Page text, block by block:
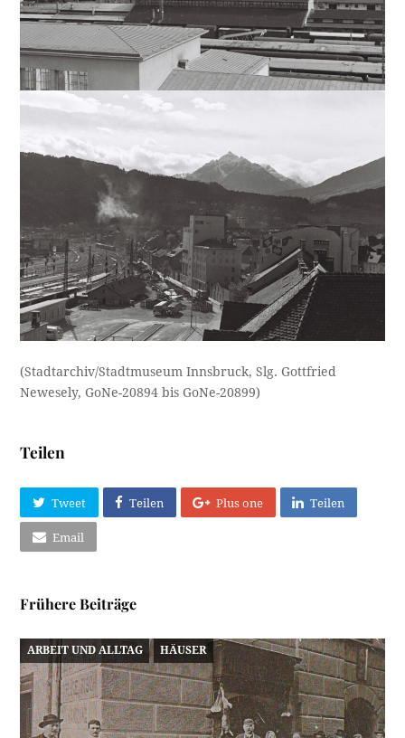
(Stadtarchiv/Stadtmuseum Innsbruck, Slg. Gottfried
Newesely, GoNe-20894 bis GoNe-20899)
Teilen
Tweet Teilen Plus one Teilen
Email
Frühere Beiträge
ARBEIT UND ALLTAG HÄUSER